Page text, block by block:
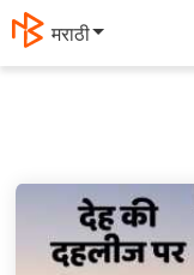
मराठी